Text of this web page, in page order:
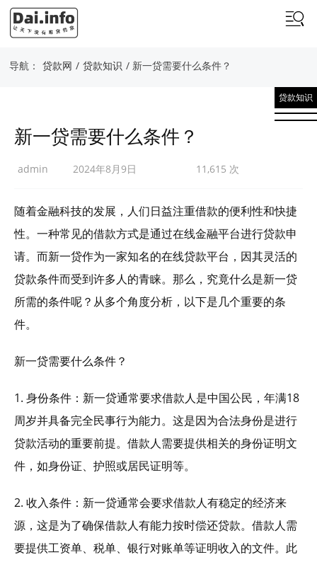
导航： 贷款网 / 贷款知识 / 新一贷需要什么条件？
贷款知识
新一贷需要什么条件？
admin 2024年8月9日 11,615 次
随着金融科技的发展，人们日益注重借款的便利性和快捷
性。一种常见的借款方式是通过在线金融平台进行贷款申
请。而新一贷作为一家知名的在线贷款平台，因其灵活的
贷款条件而受到许多人的青睐。那么，究竟什么是新一贷
所需的条件呢？从多个角度分析，以下是几个重要的条
件。
新一贷需要什么条件？
1. 身份条件：新一贷通常要求借款人是中国公民，年满18
周岁并具备完全民事行为能力。这是因为合法身份是进行
贷款活动的重要前提。借款人需要提供相关的身份证明文
件，如身份证、护照或居民证明等。
2. 收入条件：新一贷通常会要求借款人有稳定的经济来
源，这是为了确保借款人有能力按时偿还贷款。借款人需
要提供工资单、税单、银行对账单等证明收入的文件。此